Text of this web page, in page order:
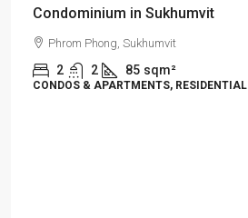
Condominium in Sukhumvit
Phrom Phong, Sukhumvit
2 2 85 sqm²
CONDOS & APARTMENTS, RESIDENTIAL